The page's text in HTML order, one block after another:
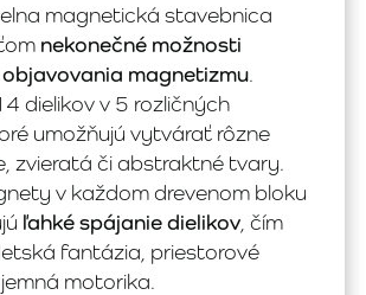
magnetická stavebnica
nekonečné možnosti
magnetizmu.
dielikov v 5 rozličných
umožňujú vytvárať rôzne
zvieratá či abstraktné tvary.
v každom drevenom bloku
ľahké spájanie dielikov , čím
fantázia, priestorové
motorika.